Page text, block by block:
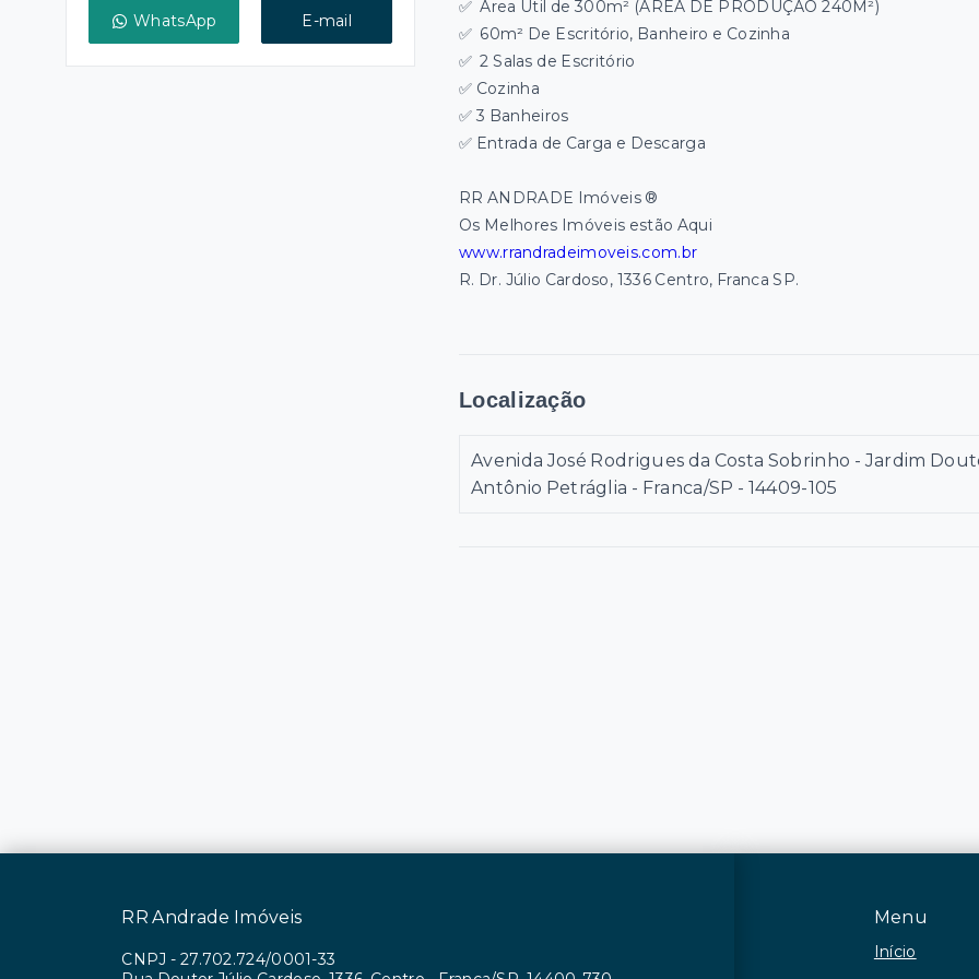
WhatsApp E-mail
✅ Área Útil de 300m² (ÁREA DE PRODUÇÃO 240M²)
✅ 60m² De Escritório, Banheiro e Cozinha
✅ 2 Salas de Escritório
✅ Cozinha
✅ 3 Banheiros
✅ Entrada de Carga e Descarga
RR ANDRADE Imóveis ®
Os Melhores Imóveis estão Aqui
www.rrandradeimoveis.com.br
R. Dr. Júlio Cardoso, 1336 Centro, Franca SP.
Localização
Avenida José Rodrigues da Costa Sobrinho - Jardim
Antônio Petráglia - Franca/SP - 14409-105
Menu
Início
RR Andrade Imóveis
CNPJ - 27.702.724/0001-33